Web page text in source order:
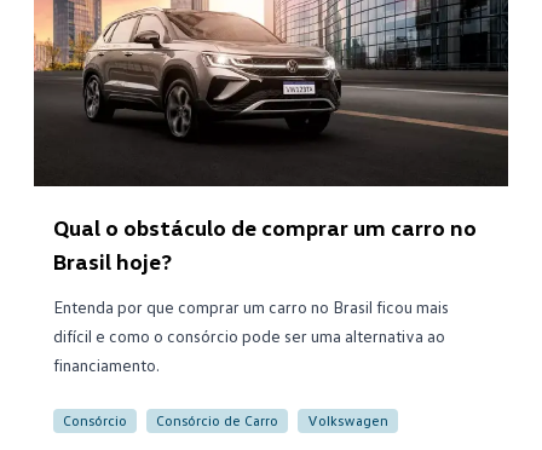
Qual o obstáculo de comprar um carro no
Brasil hoje?
Entenda por que comprar um carro no Brasil ficou mais
difícil e como o consórcio pode ser uma alternativa ao
financiamento.
Consórcio Consórcio de Carro Volkswagen